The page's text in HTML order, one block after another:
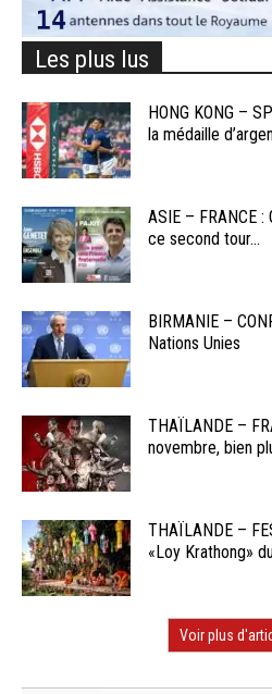
Les plus lus
HONG KONG –
la médaille
ASIE – FRANCE
ce second tour...
BIRMANIE –
Nations Unies
THAÏLANDE –
novembre, bien
THAÏLANDE –
«Loy Krathong»
Voir plus